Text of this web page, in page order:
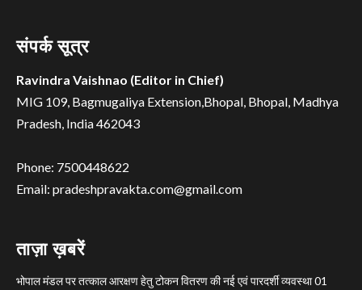
संपर्क सूत्र
Ravindra Vaishnao (Editor in Chief)
MIG 109, Bagmugaliya Extension,Bhopal, Bhopal, Madhya
Pradesh, India 462043
Phone: 7500448622
Email: pradeshpravakta.com@gmail.com
ताज़ा ख़बरें
भोपाल मंडल पर तत्काल आरक्षण हेतु टोकन वितरण की नई एवं पारदर्शी व्यवस्था 01